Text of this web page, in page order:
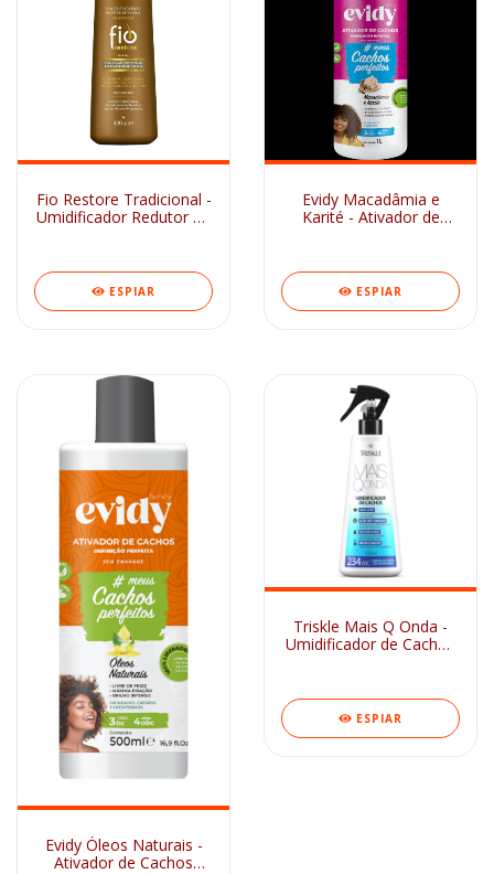
Fio Restore Tradicional -
Umidificador Redutor de
ESPIAR
Evidy Macadâmia e
Karité - Ativador de
ESPIAR
Evidy Óleos Naturais -
Ativador de Cachos
Triskle Mais Q Onda -
Umidificador de Cachos
ESPIAR